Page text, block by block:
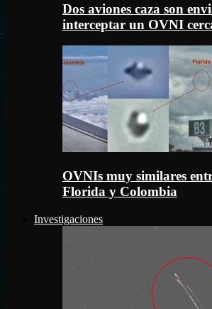
Dos aviones caza son
interceptar un OVNI
OVNIs muy similares
Florida y Colombia
Investigaciones